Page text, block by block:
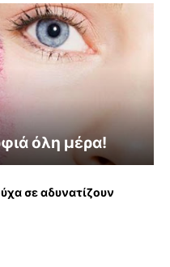
όλη μέρα!
σε αδυνατίζουν